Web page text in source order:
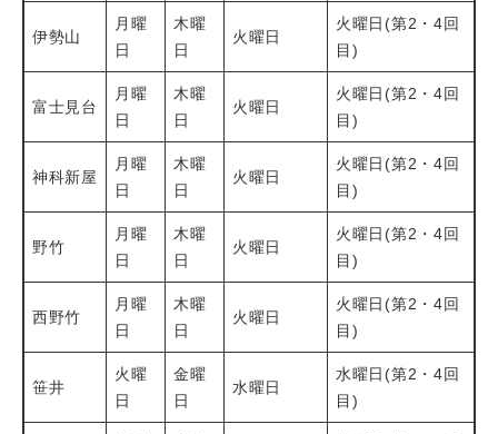
伊勢山
月曜
日
木曜
日
火曜日
火曜日(第2・4回
目)
富士見台
月曜
日
木曜
日
火曜日
火曜日(第2・4回
目)
神科新屋
月曜
日
木曜
日
火曜日
火曜日(第2・4回
目)
野竹
月曜
日
木曜
日
火曜日
火曜日(第2・4回
目)
西野竹
月曜
日
木曜
日
火曜日
火曜日(第2・4回
目)
笹井
火曜
日
金曜
日
水曜日
水曜日(第2・4回
目)